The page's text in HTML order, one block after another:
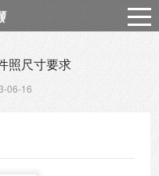
照尺寸要求
06-16